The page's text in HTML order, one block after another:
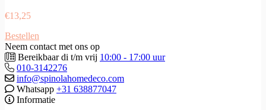
€13,25
Bestellen
Neem contact met ons op
Bereikbaar di t/m vrij 10:00 - 17:00 uur
010-3142276
info@spinolahomedeco.com
Whatsapp +31 638877047
Informatie